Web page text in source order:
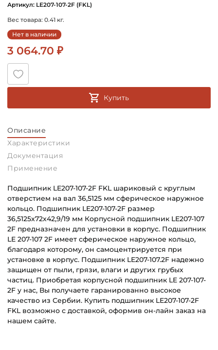
Артикул: LE207-107-2F (FKL)
Вес товара: 0.41 кг.
Нет в наличии
3 064.70 ₽
Купить
Описание
Характеристики
Применение
Документация
Подшипник LE207-107-2F FKL шариковый с круглым
отверстием на вал 36,5125 мм сферическое наружное
кольцо. Подшипник LE207-107-2F размер
36,5125х72х42,9/19 мм Корпусной подшипник LE207-107
2F предназначен для установки в корпус. Подшипник
LE 207-107 2F имеет сферическое наружное кольцо,
благодаря которому, он самоцентрируется при
установке в корпус. Подшипник LE207-107.2F надежно
защищен от пыли, грязи, влаги и других грубых
частиц. Приобретая корпусной подшипник LE 207-107-
2F у нас, Вы получаете гаранированно высокое
качество из Сербии. Купить подшипник LE207-107-2F
FKL возможно с доставкой, оформив он-лайн заказ на
нашем сайте.